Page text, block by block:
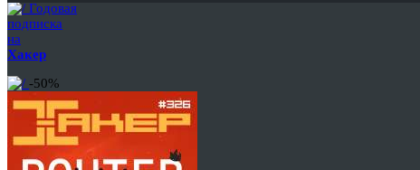
Годовая
подписка
на
Хакер
-50%